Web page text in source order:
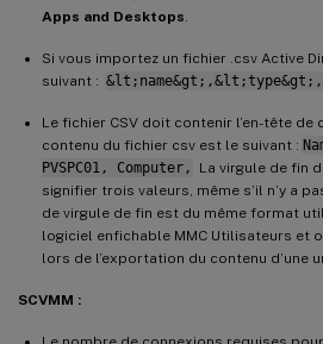
Apps and Desktops
Si vous importez un fichier .csv Active
suivant :
Le fichier CSV doit contenir l’en-tête de
contenu du fichier csv est le suivant :
PVSPC01, Computer,
La virgule de fin
signifier trois valeurs, même s’il n’y a
de virgule de fin est du même format
logiciel enfichable MMC Utilisateurs et
lors de l’exportation du contenu d’une
SCVMM :